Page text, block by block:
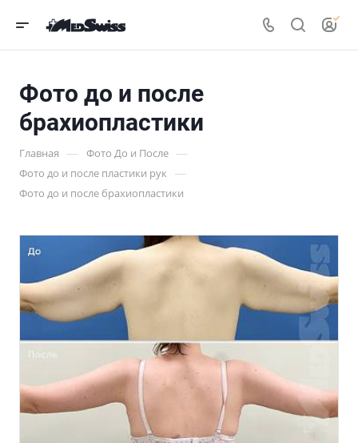
Фото до и после
брахиопластики
Главная — Фото До и После —
Фото до и после пластики рук —
Фото до и после брахиопластики